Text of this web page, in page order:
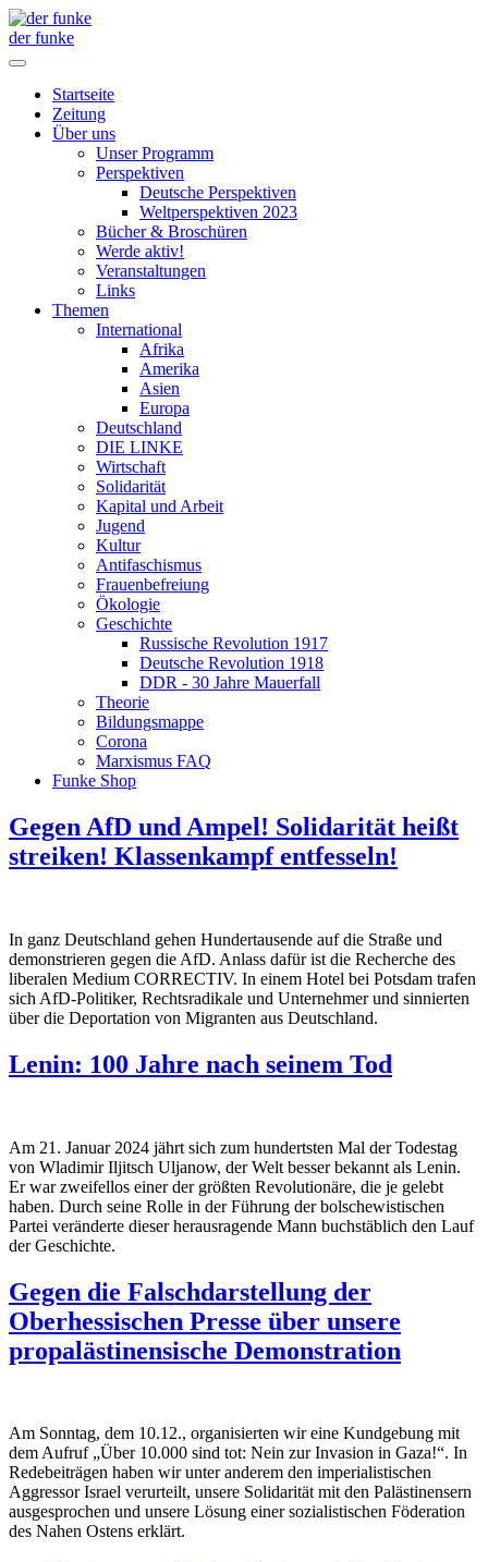
der funke
Startseite
Zeitung
Über uns
Unser Programm
Perspektiven
Deutsche Perspektiven
Weltperspektiven 2023
Bücher & Broschüren
Werde aktiv!
Veranstaltungen
Links
Themen
International
Afrika
Amerika
Asien
Europa
Deutschland
DIE LINKE
Wirtschaft
Solidarität
Kapital und Arbeit
Jugend
Kultur
Antifaschismus
Frauenbefreiung
Ökologie
Geschichte
Russische Revolution 1917
Deutsche Revolution 1918
DDR - 30 Jahre Mauerfall
Theorie
Bildungsmappe
Corona
Marxismus FAQ
Funke Shop
Gegen AfD und Ampel! Solidarität heißt
streiken! Klassenkampf entfesseln!
In ganz Deutschland gehen Hundertausende auf die Straße und
demonstrieren gegen die AfD. Anlass dafür ist die Recherche des
liberalen Medium CORRECTIV. In einem Hotel bei Potsdam trafen
sich AfD-Politiker, Rechtsradikale und Unternehmer und sinnierten
über die Deportation von Migranten aus Deutschland.
Lenin: 100 Jahre nach seinem Tod
Am 21. Januar 2024 jährt sich zum hundertsten Mal der Todestag
von Wladimir Iljitsch Uljanow, der Welt besser bekannt als Lenin.
Er war zweifellos einer der größten Revolutionäre, die je gelebt
haben. Durch seine Rolle in der Führung der bolschewistischen
Partei veränderte dieser herausragende Mann buchstäblich den Lauf
der Geschichte.
Gegen die Falschdarstellung der
Oberhessischen Presse über unsere
propalästinensische Demonstration
Am Sonntag, dem 10.12., organisierten wir eine Kundgebung mit
dem Aufruf „Über 10.000 sind tot: Nein zur Invasion in Gaza!“. In
Redebeiträgen haben wir unter anderem den imperialistischen
Aggressor Israel verurteilt, unsere Solidarität mit den Palästinensern
ausgesprochen und unsere Lösung einer sozialistischen Föderation
des Nahen Ostens erklärt.